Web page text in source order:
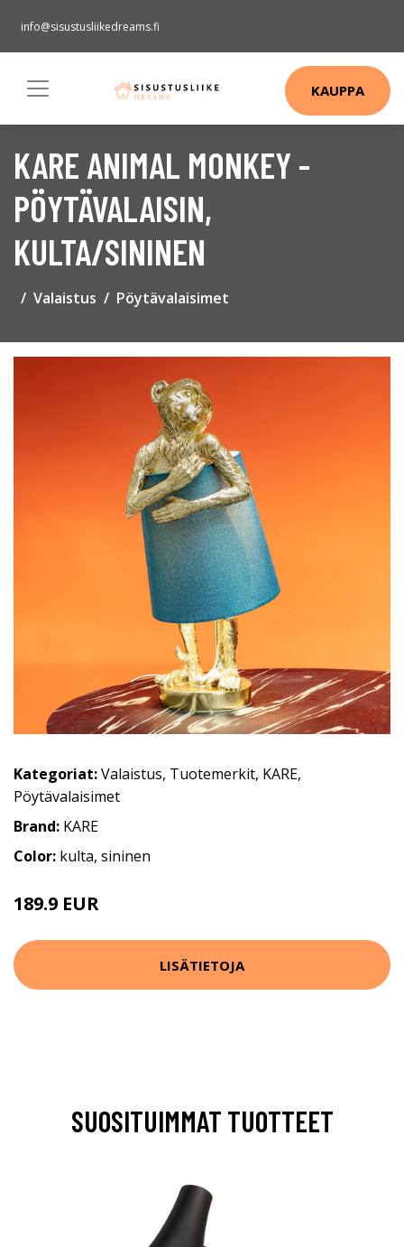
info@sisustusliikedreams.fi
KAUPPA
KARE ANIMAL MONKEY -
PÖYTÄVALAISIN,
KULTA/SININEN
Valaistus Pöytävalaisimet
Kategoriat:Valaistus, Tuotemerkit, KARE,
Pöytävalaisimet
Brand: KARE
Color: kulta, sininen
189.9 EUR
LISÄTIETOJA
SUOSITUIMMAT TUOTTEET